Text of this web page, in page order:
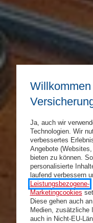
Ja, auch wir
Technologien. Wir
verbessertes
Angebote
bieten zu können.
personalisierte
laufend verbessern
Leistungsbezogene-,
Marketingcookies
Diese gehen auch
Medien, zusätzliche
auch in Nicht-EU-